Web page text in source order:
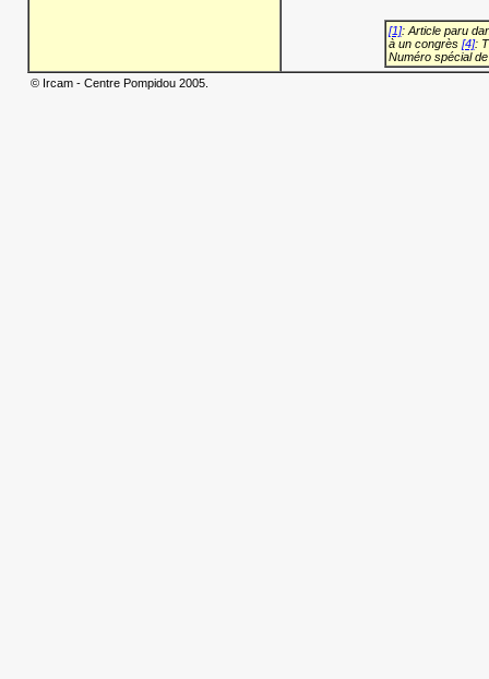
[1]: Article paru
à un congrès [4]:
Numéro spécial
© Ircam - Centre Pompidou 2005.